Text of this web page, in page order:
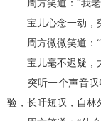
周方笑道：“我老
宝儿心念一动，突
周方微微笑道：“
宝儿毫不迟疑，
突听一个声音叹
验，长吁短叹，自林